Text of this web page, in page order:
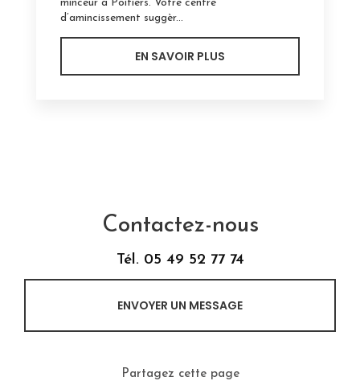
minceur à Poitiers. Votre centre
d’amincissement suggèr...
EN SAVOIR PLUS
Contactez-nous
Tél. 05 49 52 77 74
ENVOYER UN MESSAGE
Partagez cette page